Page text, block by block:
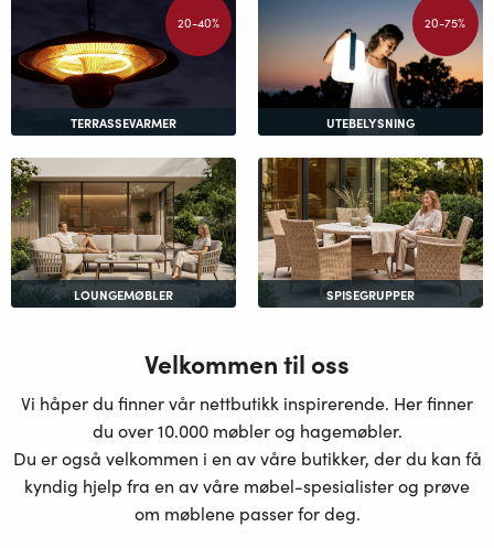
20-40%
TERRASSEVARMER
20-75%
UTEBELYSNING
LOUNGEMØBLER SPISEGRUPPER
Velkommen til oss
Vi håper du finner vår nettbutikk inspirerende. Her finner
du over 10.000 møbler og hagemøbler.
Du er også velkommen i en av våre butikker, der du kan få
kyndig hjelp fra en av våre møbel-spesialister og prøve
om møblene passer for deg.